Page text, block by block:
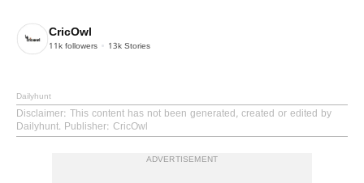
CricOwl
11k followers 13k Stories
Dailyhunt
Disclaimer: This content has not been generated, created or edited by
Dailyhunt. Publisher: CricOwl
ADVERTISEMENT